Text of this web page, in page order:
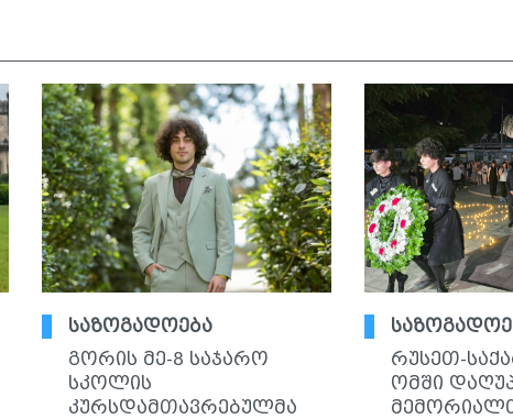
საზოგადოება
გორის მე-8 საჯარო
სკოლის
კურსდამთავრებულმა
რუსეთ-
ომში